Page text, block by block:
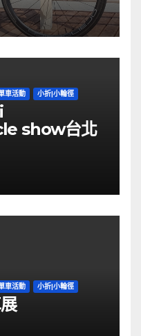
車活動 小折|小輪徑
show台北
車活動 小折|小輪徑